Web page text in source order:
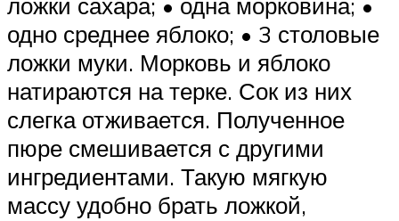
одно среднее яблоко; • 3 столовые
ложки муки. Морковь и яблоко
натираются на терке. Сок из них
слегка отживается. Полученное
пюре смешивается с другими
ингредиентами. Такую мягкую
массу удобно брать ложкой,